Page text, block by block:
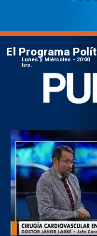
El Programa
Lunes y Miércoles - 20:00
hrs.